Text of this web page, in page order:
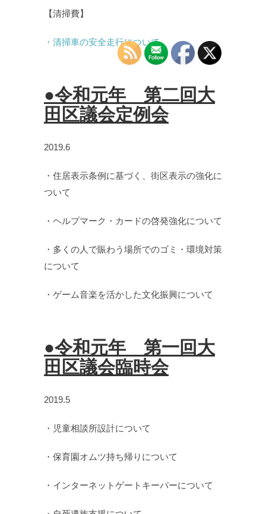
【清掃費】
・清掃車の安全走行について
●令和元年 第二回大
田区議会定例会
2019.6
・住居表示条例に基づく、街区表示の強化に
ついて
・ヘルプマーク・カードの啓発強化について
・多くの人で賑わう場所でのゴミ・環境対策
について
・ゲーム音楽を活かした文化振興について
●令和元年 第一回大
田区議会臨時会
2019.5
・児童相談所設計について
・保育園オムツ持ち帰りについて
・インターネットゲートキーパーについて